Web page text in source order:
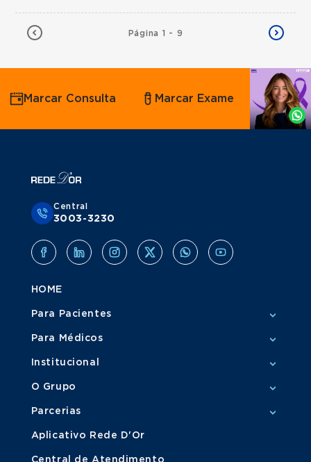
Página 1 - 9
Agende
por
Whatsapp
Marcar Consulta Marcar Exame
Central
3003-3230
HOME
Para Pacientes
Para Médicos
Institucional
O Grupo
Parcerias
Aplicativo Rede D'Or
Central de Atendimento